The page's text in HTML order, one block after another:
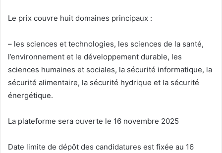
Le prix couvre huit domaines principaux :
– les sciences et technologies, les sciences de la santé,
l’environnement et le développement durable, les
sciences humaines et sociales, la sécurité informatique, la
sécurité alimentaire, la sécurité hydrique et la sécurité
énergétique.
La plateforme sera ouverte le 16 novembre 2025
Date limite de dépôt des candidatures est fixée au 16